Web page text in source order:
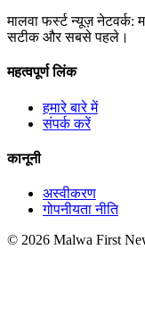
मालवा फर्स्ट न्यूज़
सटीक और सबसे पहले।
महत्वपूर्ण लिंक
हमारे बारे में
संपर्क करें
कानूनी
अस्वीकरण
गोपनीयता नीति
© 2026 Malwa First